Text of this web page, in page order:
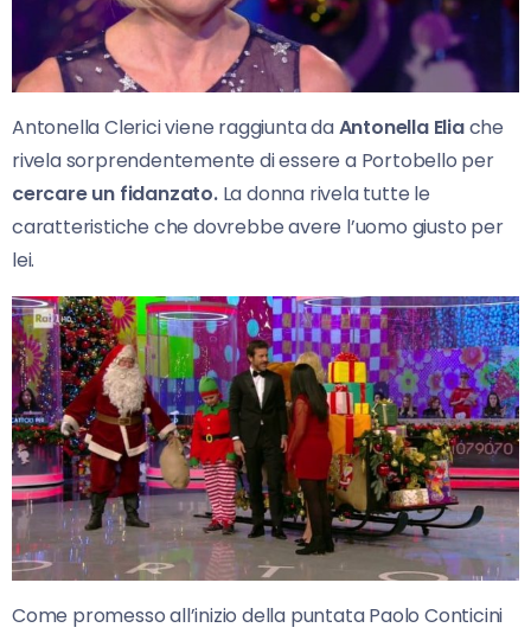
Antonella Clerici viene raggiunta daAntonella Eliache
rivela sorprendentemente di essere a Portobello per
cercare un fidanzato. La donna rivela tutte le
caratteristiche che dovrebbe avere l’uomo giusto per
lei.
Come promesso all’inizio della puntata Paolo Conticini